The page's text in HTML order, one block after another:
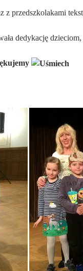
z przedszkolakami
dedykację